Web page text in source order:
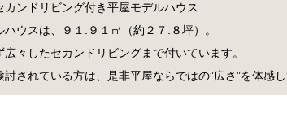
カンドリビング付き平屋モデルハウス
ハウスは、９１.９１㎡（約２７.８坪）。
広々したセカンドリビングまで付いています。
討されている方は、是非平屋ならではの”広さ”を体感